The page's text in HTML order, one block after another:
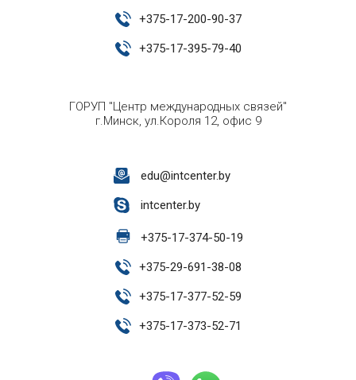
+375-17-200-90-37
+375-17-395-79-40
ГОРУП "Центр международных связей"
г.Минск, ул.Короля 12, офис 9
edu@intcenter.by
intcenter.by
+375-17-374-50-19
+375-29-691-38-08
+375-17-377-52-59
+375-17-373-52-71